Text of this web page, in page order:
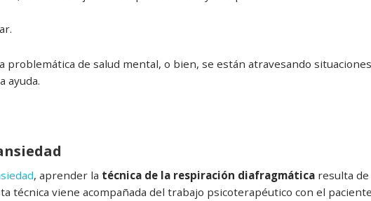
problemática de salud mental, o bien, se están atravesando situaciones
ayuda.
, aprender la técnica de la respiración diafragmática resulta de
técnica viene acompañada del trabajo psicoterapéutico con el